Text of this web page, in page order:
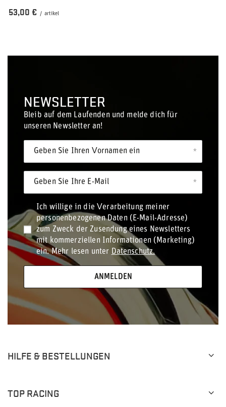
53,00 € / artikel
NEWSLETTER
Bleib auf dem Laufenden und melde dich für
unseren Newsletter an!
Geben Sie Ihren Vornamen ein
Geben Sie Ihre E-Mail
Ich willige in die Verarbeitung meiner
personenbezogenen Daten (E-Mail-Adresse)
zum Zweck der Zusendung eines Newsletters
mit kommerziellen Informationen (Marketing)
ein. Mehr lesen unter Datenschutz.
ANMELDEN
HILFE & BESTELLUNGEN
TOP RACING